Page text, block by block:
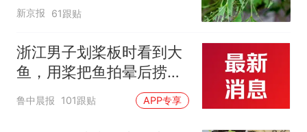
小蜂迎战
新京报 61跟贴
浙江男子划桨板时看到大
鱼，用桨把鱼拍晕后捞
起；当事人：鱼重7斤6
两，做成红烧辣子鱼块，
鲁中晨报 101跟贴 APP专享